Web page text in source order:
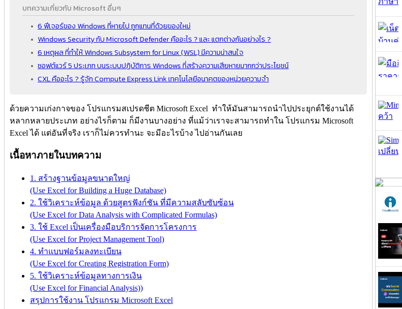
บทความเกี่ยวกับ Microsoft อื่นๆ
6 ฟีเจอร์ของ Windows ที่หายไป ถูกแทนที่ด้วยของใหม่
Windows Security กับ Microsoft Defender คืออะไร ? และ แตกต่างกันอย่างไร ?
6 เหตุผล ที่ทำให้ Windows Subsystem for Linux (WSL) มีความน่าสนใจ
ซอฟต์แวร์ 5 ประเภท บนระบบปฏิบัติการ Windows ที่สร้างความเสียหายมากกว่าประโยชน์
CXL คืออะไร ? รู้จัก Compute Express Link เทคโนโลยีอนาคตของหน่วยความจำ
ด้วยความเก่งกาจของ โปรแกรมสเปรดชีต Microsoft Excel ทำให้มันสามารถนำไปประยุกต์ใช้งานได้
หลากหลายประเภท อย่างไรก็ตาม ก็มีงานบางอย่าง ที่แม้ว่าเราจะสามารถทำใน โปรแกรม Microsoft
Excel ได้ แต่อันที่จริง เราก็ไม่ควรทำนะ จะมีอะไรบ้าง ไปอ่านกันเลย
เนื้อหาภายในบทความ
1. สร้างฐานข้อมูลขนาดใหญ่
(Use Excel for Building a Huge Database)
2. ใช้วิเคราะห์ข้อมูล ด้วยสูตรฟังก์ชัน ที่มีความสลับซับซ้อน
(Use Excel for Data Analysis with Complicated Formulas)
3. ใช้ Excel เป็นเครื่องมือบริการจัดการโครงการ
(Use Excel for Project Management Tool)
4. ทำแบบฟอร์มลงทะเบียน
(Use Excel for Creating Registration Form)
5. ใช้วิเคราะห์ข้อมูลทางการเงิน
(Use Excel for Financial Analysis))
สรุปการใช้งาน โปรแกรม Microsoft Excel